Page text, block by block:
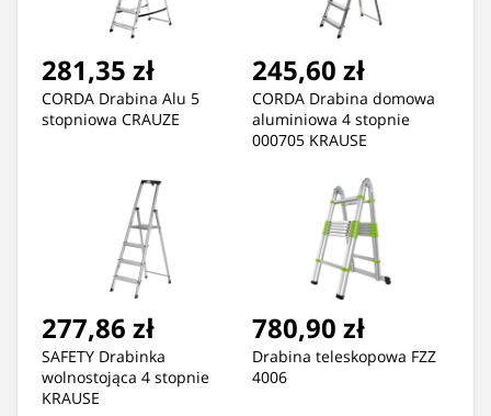
281,35 zł
CORDA Drabina Alu 5
stopniowa CRAUZE
245,60 zł
CORDA Drabina domowa
aluminiowa 4 stopnie
000705 KRAUSE
277,86 zł
SAFETY Drabinka
wolnostojąca 4 stopnie
KRAUSE
780,90 zł
Drabina teleskopowa FZZ
4006